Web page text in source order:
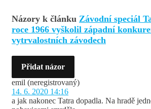
Názory k článku Závodní speciál
roce 1966 vyškolil západní
vytrvalostních závodech
Přidat názor
emil (neregistrovaný)
14. 6. 2020 14:16
a jak nakonec Tatra dopadla. Na hradě